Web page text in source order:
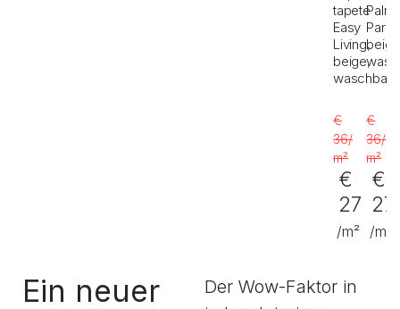
tapete
Easy
Living,
beige,
waschbar
€
36/
m²
€
27
/m²
Palm
€
36/
m²
€
27
/m²
Ein neuer
Der Wow-Faktor in